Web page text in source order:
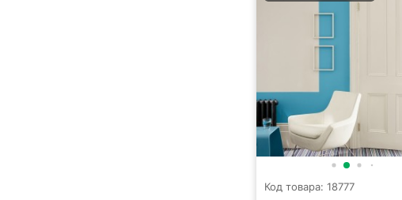
Код товара: 18777